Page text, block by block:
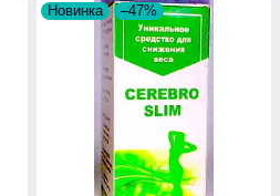
Новинка –47%